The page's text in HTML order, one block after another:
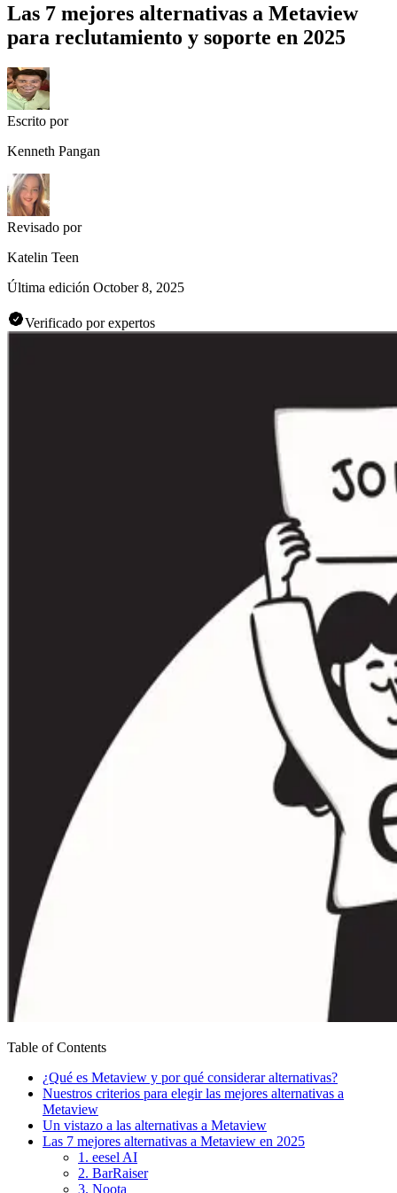
Las 7 mejores alternativas a Metaview
para reclutamiento y soporte en 2025
Escrito por
Kenneth Pangan
Revisado por
Katelin Teen
Última edición October 8, 2025
Verificado por expertos
Table of Contents
¿Qué es Metaview y por qué considerar alternativas?
Nuestros criterios para elegir las mejores alternativas a
Metaview
Un vistazo a las alternativas a Metaview
Las 7 mejores alternativas a Metaview en 2025
1. eesel AI
2. BarRaiser
3. Noota